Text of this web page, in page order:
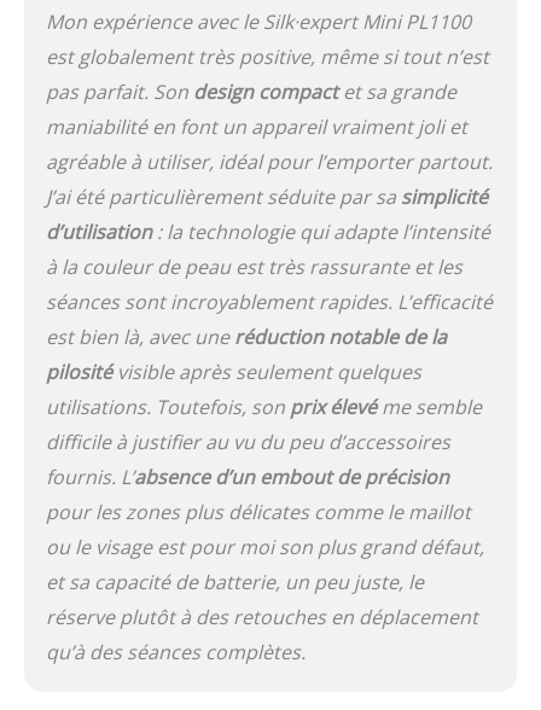
Mon expérience avec le Silk·expert Mini PL1100
est globalement très positive, même si tout n’est
pas parfait. Son design compactet sa grande
maniabilité en font un appareil vraiment joli et
agréable à utiliser, idéal pour l’emporter partout.
J’ai été particulièrement séduite par sa simplicité
d’utilisation: la technologie qui adapte l’intensité
à la couleur de peau est très rassurante et les
séances sont incroyablement rapides. L’efficacité
est bien là, avec uneréduction notable de la
pilositévisible après seulement quelques
utilisations. Toutefois, son prix élevéme semble
difficile à justifier au vu du peu d’accessoires
fournis. L’absence d’un embout de précision
pour les zones plus délicates comme le maillot
ou le visage est pour moi son plus grand défaut,
et sa capacité de batterie, un peu juste, le
réserve plutôt à des retouches en déplacement
qu’à des séances complètes.